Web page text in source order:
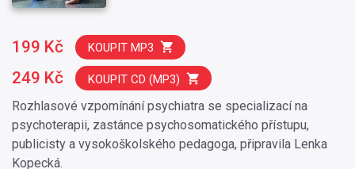
Rozhlasové vzpomínání psychiatra se specializací na
psychoterapii, zastánce psychosomatického přístupu,
publicisty a vysokoškolského pedagoga, připravila Lenka
Kopecká.
199 Kč KOUPIT MP3
249 Kč KOUPIT CD (MP3)